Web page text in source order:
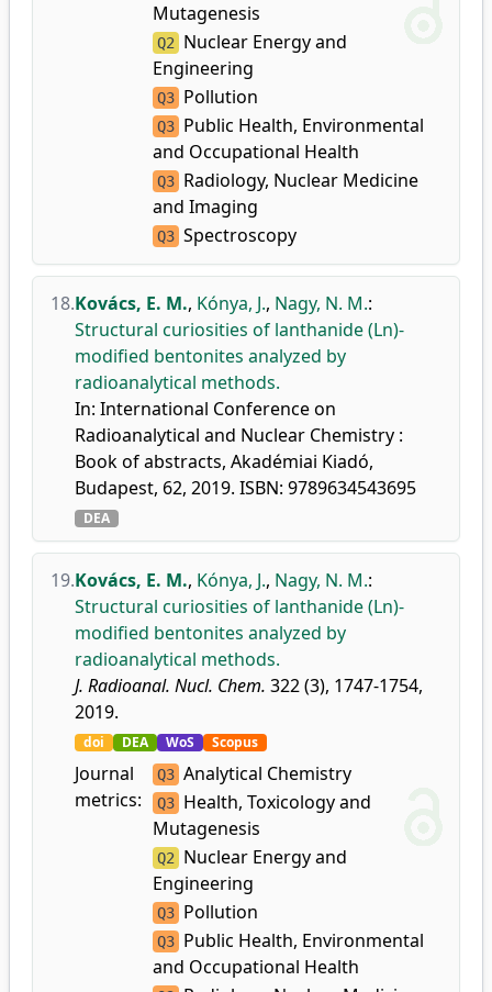
Mutagenesis
Q2
Nuclear Energy and
Engineering
Q3 Pollution
Q3 Public Health, Environmental
and Occupational Health
Q3 Radiology, Nuclear Medicine
and Imaging
Q3 Spectroscopy
18.Kovács, E. M., Kónya, J., Nagy, N. M.:
Structural curiosities of lanthanide (Ln)-
modified bentonites analyzed by
radioanalytical methods.
In: International Conference on
Radioanalytical and Nuclear Chemistry :
Book of abstracts, Akadémiai Kiadó,
Budapest, 62, 2019. ISBN: 9789634543695
DEA
19.Kovács, E. M., Kónya, J., Nagy, N. M.:
Structural curiosities of lanthanide (Ln)-
modified bentonites analyzed by
radioanalytical methods.
J. Radioanal. Nucl. Chem. 322 (3), 1747-1754,
2019.
doi DEA WoS Scopus
Journal
metrics:
Q3 Analytical Chemistry
Q3 Health, Toxicology and
Mutagenesis
Q2
Nuclear Energy and
Engineering
Q3 Pollution
Q3 Public Health, Environmental
and Occupational Health